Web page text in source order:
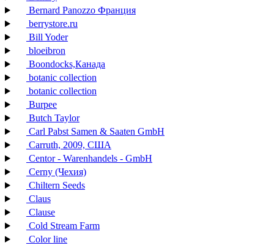
Bernard Panozzo Франция
berrystore.ru
Bill Yoder
bloeibron
Boondocks,Канада
botanic collection
botanic collection
Burpee
Butch Taylor
Carl Pabst Samen & Saaten GmbH
Carruth, 2009, США
Centor - Warenhandels - GmbH
Cerny (Чехия)
Chiltern Seeds
Claus
Clause
Cold Stream Farm
Color line